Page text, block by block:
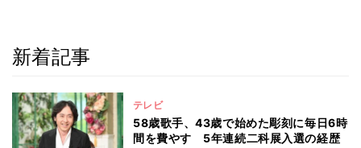
新着記事
テレビ
58歳歌手、43歳で始めた彫刻に毎日6時
間を費やす 5年連続二科展入選の経歴